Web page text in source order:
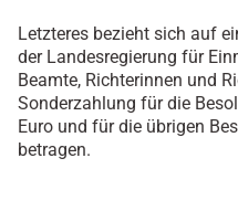
Letzteres bezieht sich auf
der Landesregierung für
Beamte, Richterinnen und
Sonderzahlung für die
Euro und für die übrigen
betragen.